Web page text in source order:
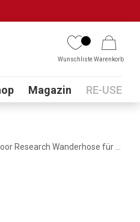
WunschlisteWarenkorb
Magazin RE-USE